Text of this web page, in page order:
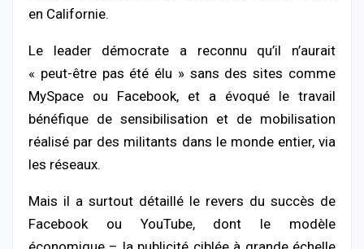
en Californie.
Le leader démocrate a reconnu qu’il n’aurait
« peut-être pas été élu » sans des sites comme
MySpace ou Facebook, et a évoqué le travail
bénéfique de sensibilisation et de mobilisation
réalisé par des militants dans le monde entier, via
les réseaux.
Mais il a surtout détaillé le revers du succès de
Facebook ou YouTube, dont le modèle